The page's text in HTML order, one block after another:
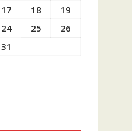
17 18
19
24 25
26
31